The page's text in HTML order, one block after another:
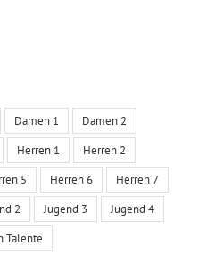
Damen 1 Damen 2
Herren 1 Herren 2
5 Herren 6 Herren 7
2 Jugend 3 Jugend 4
Talente